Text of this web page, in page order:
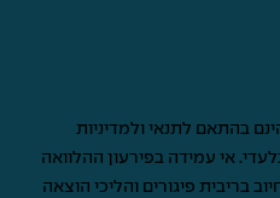
בהתאם לתנאי ולמדיניות
אי עמידה בפירעון ההלוואה
בריבית פיגורים והליכי הוצאה